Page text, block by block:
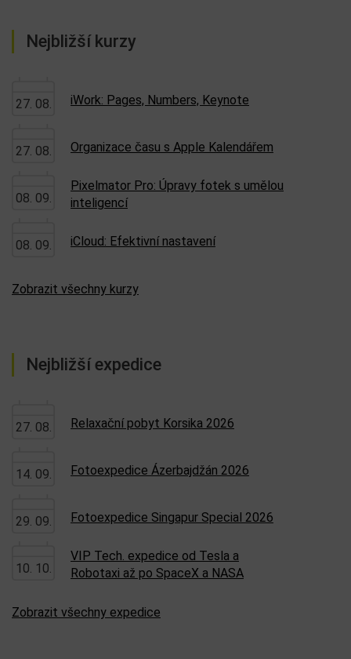
Nejbližší kurzy
27. 08. iWork: Pages, Numbers, Keynote
27. 08. Organizace času s Apple Kalendářem
08. 09.
Pixelmator Pro: Úpravy fotek s umělou
inteligencí
08. 09. iCloud: Efektivní nastavení
Zobrazit všechny kurzy
Nejbližší expedice
27. 08. Relaxační pobyt Korsika 2026
14. 09. Fotoexpedice Ázerbajdžán 2026
29. 09. Fotoexpedice Singapur Special 2026
10. 10.
VIP Tech. expedice od Tesla a
Robotaxi až po SpaceX a NASA
Zobrazit všechny expedice